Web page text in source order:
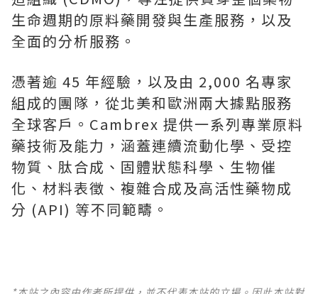
生命週期的原料藥開發與生產服務，以及
全面的分析服務。
憑著逾 45 年經驗，以及由 2,000 名專家
組成的團隊，從北美和歐洲兩大據點服務
全球客戶。Cambrex 提供一系列專業原料
藥技術及能力，涵蓋連續流動化學、受控
物質、肽合成、固體狀態科學、生物催
化、材料表徵、複雜合成及高活性藥物成
分 (API) 等不同範疇。